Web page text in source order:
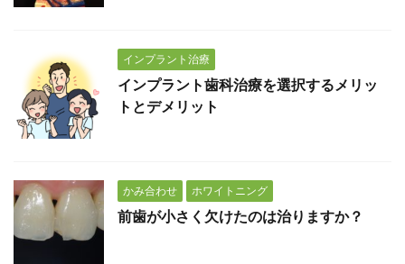
インプラント治療
インプラント歯科治療を選択するメリッ
トとデメリット
かみ合わせ ホワイトニング
前歯が小さく欠けたのは治りますか？